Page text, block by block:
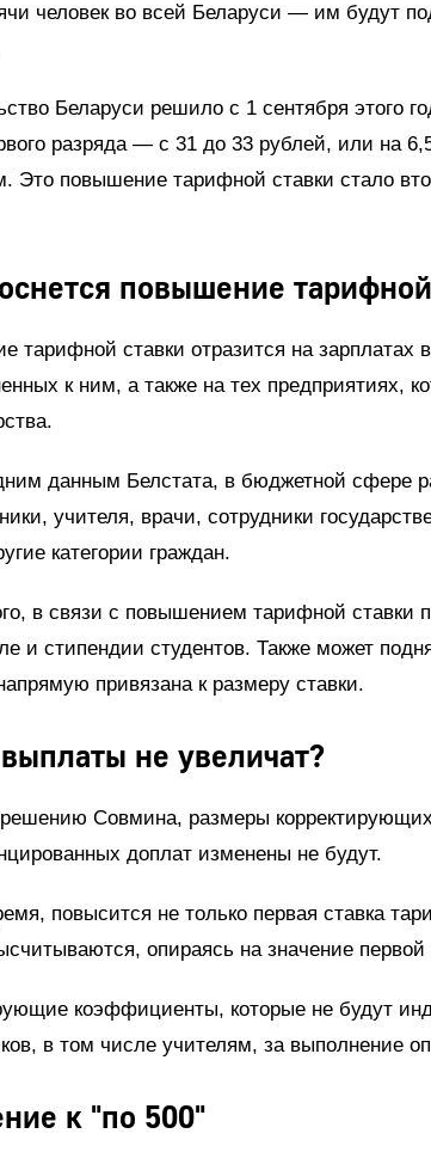
человек во всей Беларуси — им будут
Беларуси решило с 1 сентября этого
разряда — с 31 до 33 рублей, или на
Это повышение тарифной ставки стало
повышение
тарифной ставки отразится на зарплатах
к ним, а также на тех предприятиях,
данным Белстата, в бюджетной сфере
учителя, врачи, сотрудники
категории граждан.
в связи с повышением тарифной ставки
и стипендии студентов. Также может
привязана к размеру ставки.
не увеличат?
Совмина, размеры
доплат изменены не будут.
повысится не только первая ставка
опираясь на значение первой
коэффициенты, которые не будут
в том числе учителям, за выполнение
к "по 500"